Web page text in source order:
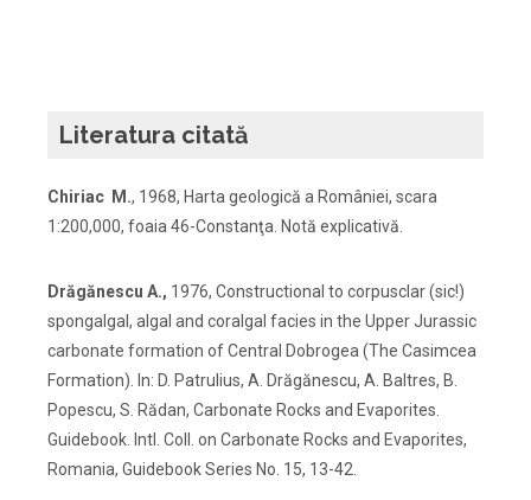
Literatura citată
Chiriac M., 1968, Harta geologică a României, scara
1:200,000, foaia 46-Constanţa. Notă explicativă.
Drăgănescu A., 1976, Constructional to corpusclar (sic!)
spongalgal, algal and coralgal facies in the Upper Jurassic
carbonate formation of Central Dobrogea (The Casimcea
Formation). In: D. Patrulius, A. Drăgănescu, A. Baltres, B.
Popescu, S. Rădan, Carbonate Rocks and Evaporites.
Guidebook. Intl. Coll. on Carbonate Rocks and Evaporites,
Romania, Guidebook Series No. 15, 13-42.